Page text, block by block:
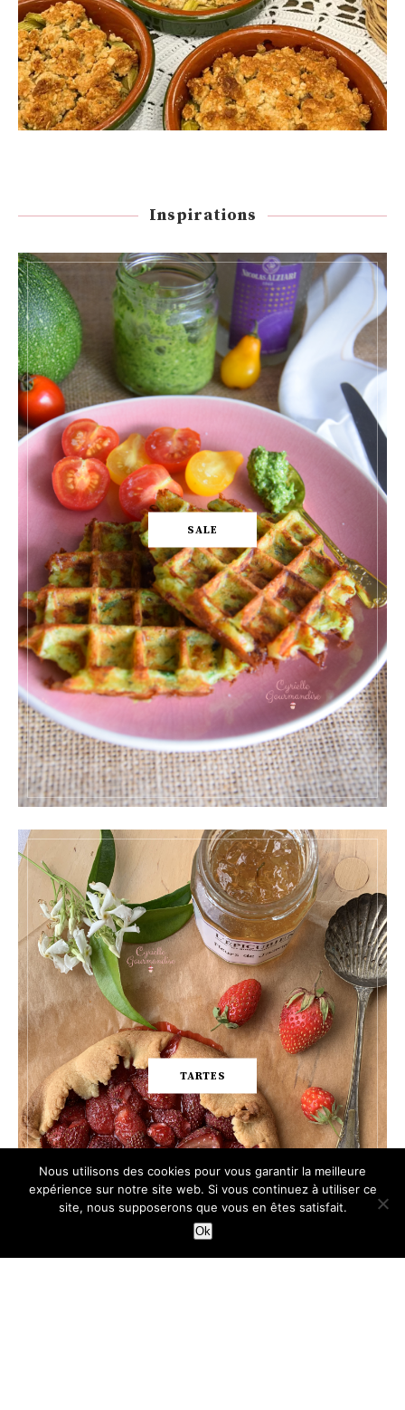
Inspirations
SALE
TARTES
Nous utilisons des cookies pour vous garantir la meilleure
expérience sur notre site web. Si vous continuez à utiliser ce
site, nous supposerons que vous en êtes satisfait.
Ok